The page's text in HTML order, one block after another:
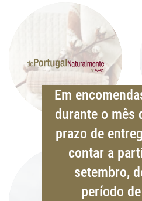
Em
durante o mês
prazo de
contar a
setembro,
período